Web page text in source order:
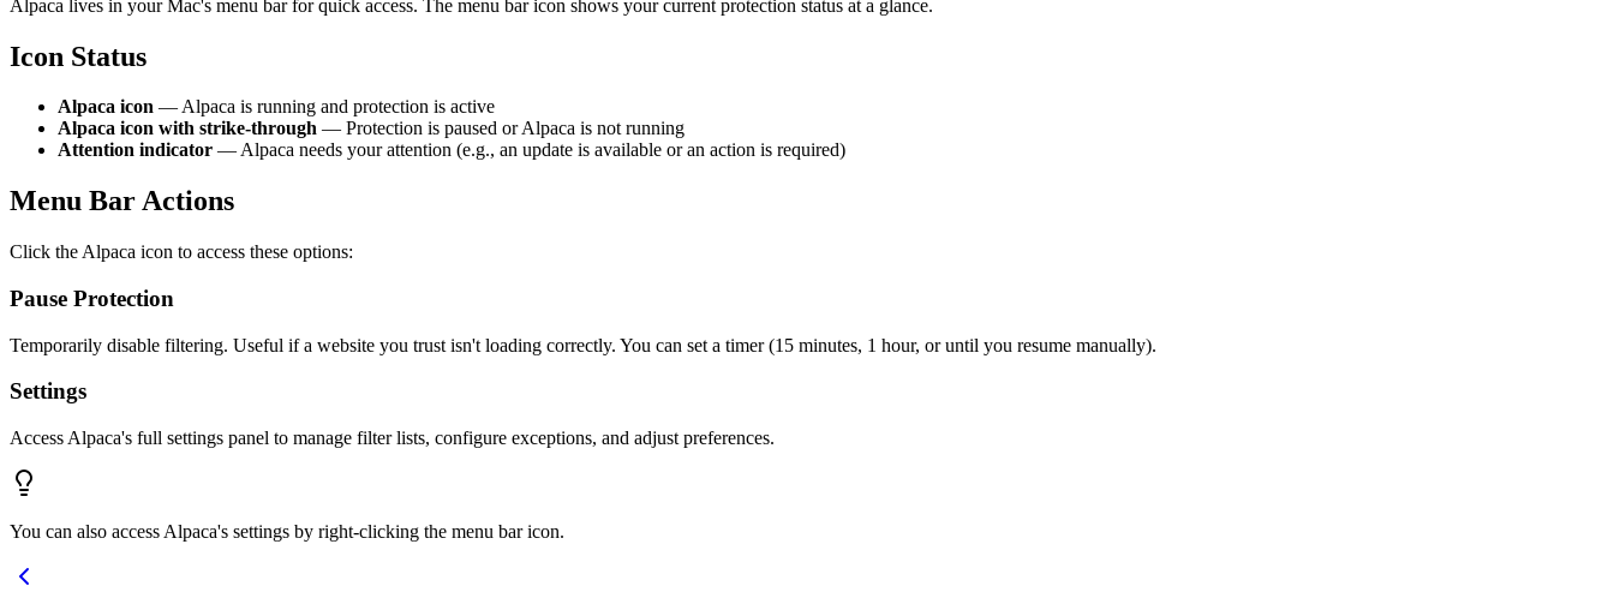
Alpaca lives in your Mac's menu bar for quick access. The menu bar icon shows your current protection status at a glance.
Icon Status
Alpaca icon — Alpaca is running and protection is active
Alpaca icon with strike-through — Protection is paused or Alpaca is not running
Attention indicator — Alpaca needs your attention (e.g., an update is available or an action is required)
Menu Bar Actions
Click the Alpaca icon to access these options:
Pause Protection
Temporarily disable filtering. Useful if a website you trust isn't loading correctly. You can set a timer (15 minutes, 1 hour, or until you resume manually).
Settings
Access Alpaca's full settings panel to manage filter lists, configure exceptions, and adjust preferences.
You can also access Alpaca's settings by right-clicking the menu bar icon.